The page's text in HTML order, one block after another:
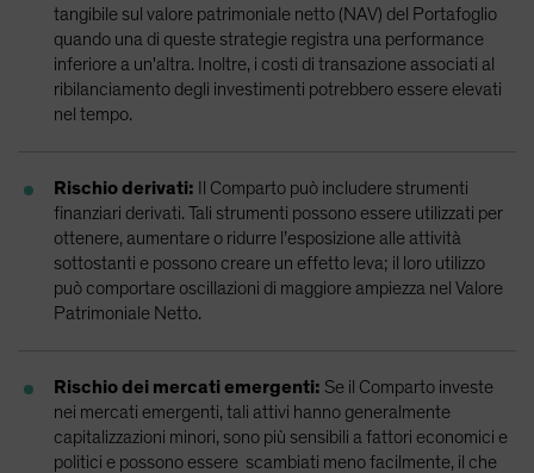
tangibile sul valore patrimoniale netto (NAV) del Portafoglio
quando una di queste strategie registra una performance
inferiore a un'altra. Inoltre, i costi di transazione associati al
ribilanciamento degli investimenti potrebbero essere elevati
nel tempo.
Rischio derivati: Il Comparto può includere strumenti
finanziari derivati. Tali strumenti possono essere utilizzati per
ottenere, aumentare o ridurre l’esposizione alle attività
sottostanti e possono creare un effetto leva; il loro utilizzo
può comportare oscillazioni di maggiore ampiezza nel Valore
Patrimoniale Netto.
Rischio dei mercati emergenti: Se il Comparto investe
nei mercati emergenti, tali attivi hanno generalmente
capitalizzazioni minori, sono più sensibili a fattori economici e
politici e possono essere scambiati meno facilmente, il che